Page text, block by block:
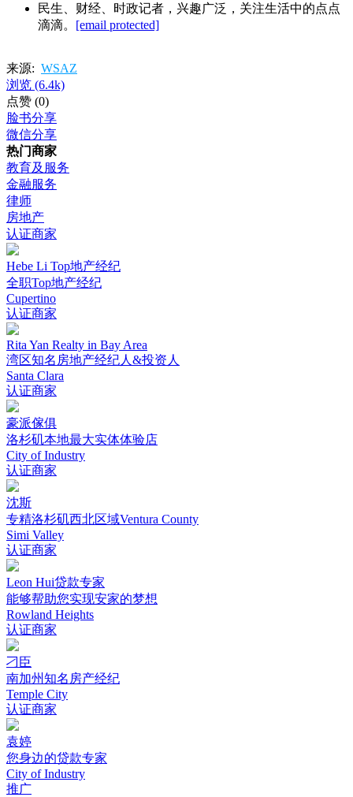
民生、财经、时政记者，兴趣广泛，关注生活中的点点
滴滴。 [email protected]
来源: WSAZ
浏览 (6.4k)
点赞 (0)
脸书分享
微信分享
热门商家
教育及服务
金融服务
律师
房地产
认证商家
Hebe Li Top地产经纪
全职Top地产经纪
Cupertino
认证商家
Rita Yan Realty in Bay Area
湾区知名房地产经纪人&投资人
Santa Clara
认证商家
豪派傢俱
洛杉矶本地最大实体体验店
City of Industry
认证商家
沈斯
专精洛杉矶西北区域Ventura County
Simi Valley
认证商家
Leon Hui贷款专家
能够帮助您实现安家的梦想
Rowland Heights
认证商家
刁臣
南加州知名房产经纪
Temple City
认证商家
袁婷
您身边的贷款专家
City of Industry
推广